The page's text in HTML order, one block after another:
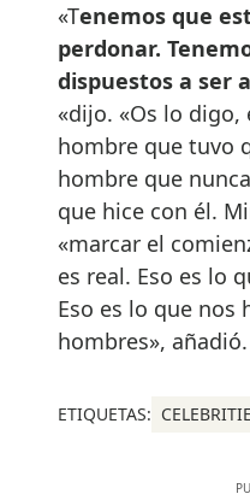
«Tenemos que
perdonar.
dispuestos a ser
«dijo. «Os lo
hombre que tuvo
hombre que
que hice con él.
«marcar el
es real. Eso es lo
Eso es lo que nos
hombres», añadió.
ETIQUETAS: